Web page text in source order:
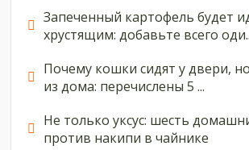
Запеченный картофель будет
хрустящим: добавьте всего
Почему кошки сидят у двери,
из дома: перечислены 5 ...
Не только уксус: шесть
против накипи в чайнике